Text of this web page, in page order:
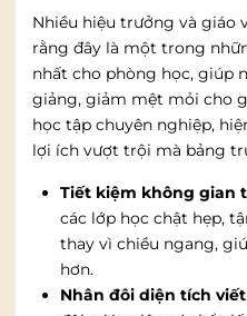
Nhiều hiệu trưởng và giáo
rằng đây là một trong
nhất cho phòng học, giúp
giảng, giảm mệt mỏi cho
học tập chuyên nghiệp,
lợi ích vượt trội mà bảng
Tiết kiệm không gian
các lớp học chật hẹp,
thay vì chiều ngang,
hơn.
Nhân đôi diện tích viết